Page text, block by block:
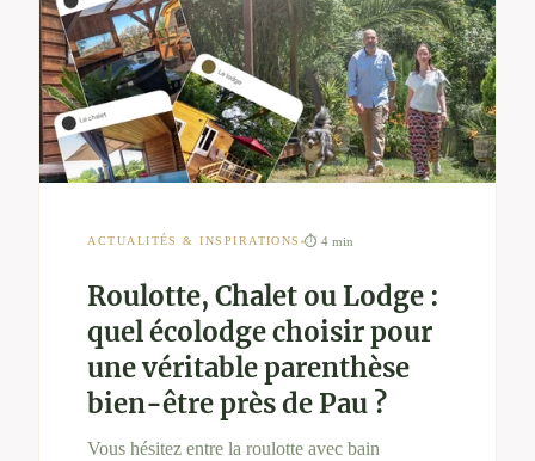
ACTUALITÉS & INSPIRATIONS ⏱ 4 min
Roulotte, Chalet ou Lodge :
quel écolodge choisir pour
une véritable parenthèse
bien-être près de Pau ?
Vous hésitez entre la roulotte avec bain